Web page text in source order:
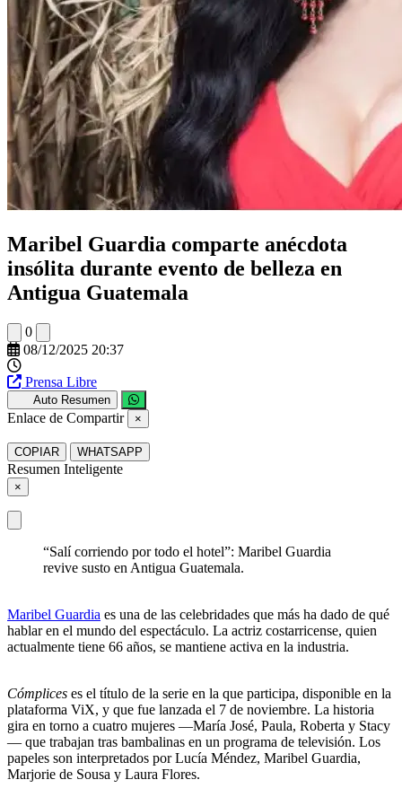
Maribel Guardia comparte anécdota
insólita durante evento de belleza en
Antigua Guatemala
0
08/12/2025 20:37
Prensa Libre
Auto Resumen
Enlace de Compartir ×
COPIAR WHATSAPP
Resumen Inteligente
×
“Salí corriendo por todo el hotel”: Maribel Guardia
revive susto en Antigua Guatemala.
Maribel Guardia es una de las celebridades que más ha dado de qué
hablar en el mundo del espectáculo. La actriz costarricense, quien
actualmente tiene 66 años, se mantiene activa en la industria.
Cómplices es el título de la serie en la que participa, disponible en la
plataforma ViX, y que fue lanzada el 7 de noviembre. La historia
gira en torno a cuatro mujeres —María José, Paula, Roberta y Stacy
— que trabajan tras bambalinas en un programa de televisión. Los
papeles son interpretados por Lucía Méndez, Maribel Guardia,
Marjorie de Sousa y Laura Flores.